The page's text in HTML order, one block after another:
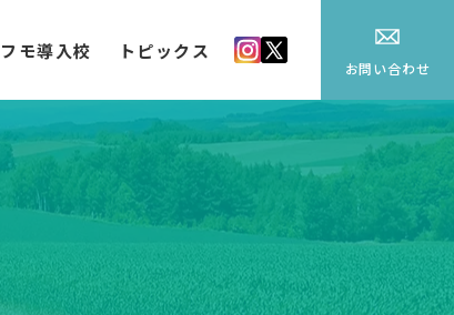
モ導入校 トピックス
お問い合わせ